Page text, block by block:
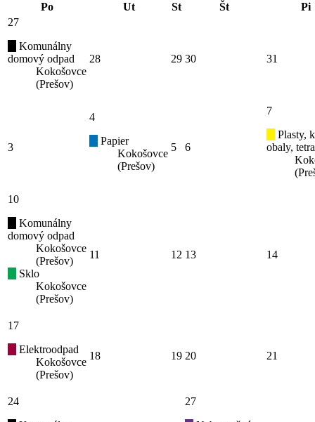
Po Ut St Št
Pi
27
Komunálny
domový odpad
Kokošovce
(Prešov)
28 29 30 31
3
4
Papier
Kokošovce
(Prešov)
5 6
7
Plasty,
obaly,
10
Komunálny
domový odpad
Kokošovce
(Prešov)
Sklo
Kokošovce
(Prešov)
11 12 13 14
17
Elektroodpad
Kokošovce
(Prešov)
18 19 20 21
24
27